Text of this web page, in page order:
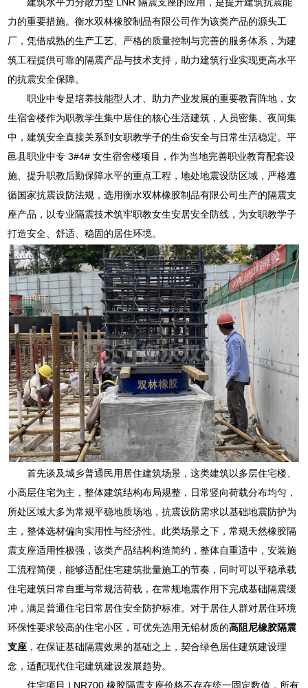
力的重要措施。衡水双林橡胶制品有限公司作为该类产品的源头工
厂，凭借成熟的生产工艺、严格的质量控制与完善的服务体系，为建
筑工程提供可靠的隔震产品与技术支持，助力建筑行业实现更高水平
的抗震安全保障。
职业中专是培养技能型人才、助力产业发展的重要教育阵地，女
生宿舍楼作为职教学生集中居住的核心生活建筑，人员密集、夜间集
中，建筑安全直接关系到女职教学子的生命安全与日常生活稳定。平
邑县职业中专 3#4# 女生宿舍楼项目，作为当地完善职业教育配套设
施、提升职教后勤保障水平的重点工程，地处地震设防区域，严格遵
循国家抗震设防法规，选用衡水双林橡胶制品有限公司生产的隔震支
座产品，以专业隔震技术筑牢职教女生安居安全防线，为女职教学子
打造安全、舒适、稳固的居住环境。
首先谈及城乡普通民用居住建筑场景，这类建筑以多层住宅楼、
小高层住宅为主，整体建筑结构布局规整，日常竖向荷载分布均匀，
所处区域大多为常规平稳地质场地，抗震设防需求以基础地震防护为
主，整体选材偏向实用性与经济性。此类场景之下，常规天然橡胶隔
震支座适用性极强，该类产品结构构造简约，整体自重适中，安装施
工流程简便，能够适配住宅建筑批量施工的节奏，同时可以平稳承载
住宅建筑日常自重与常规活荷载，在常规地震作用下完成基础隔震缓
冲，满足普通住宅日常居住安全防护标准。对于居住人群对居住环境
环保性要求较高的住宅小区，可优先选用无铅材质的高阻尼橡胶隔震
支座 ，在保证基础隔震效果的基础之上，契合绿色居住建筑建设理
念，适配现代住宅建筑建设发展趋势。
住宅项目 LNR700 橡胶隔震支座价格不存在统一固定数值，所有